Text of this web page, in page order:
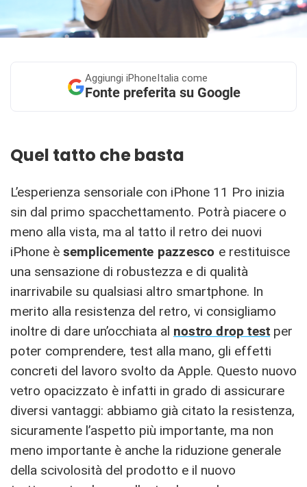
Aggiungi iPhoneItalia come
Fonte preferita su Google
Quel tatto che basta
L’esperienza sensoriale con iPhone 11 Pro inizia
sin dal primo spacchettamento. Potrà piacere o
meno alla vista, ma al tatto il retro dei nuovi
iPhone è semplicemente pazzesco e restituisce
una sensazione di robustezza e di qualità
inarrivabile su qualsiasi altro smartphone. In
merito alla resistenza del retro, vi consigliamo
inoltre di dare un’occhiata al nostro drop test per
poter comprendere, test alla mano, gli effetti
concreti del lavoro svolto da Apple. Questo nuovo
vetro opacizzato è infatti in grado di assicurare
diversi vantaggi: abbiamo già citato la resistenza,
sicuramente l’aspetto più importante, ma non
meno importante è anche la riduzione generale
della scivolosità del prodotto e il nuovo